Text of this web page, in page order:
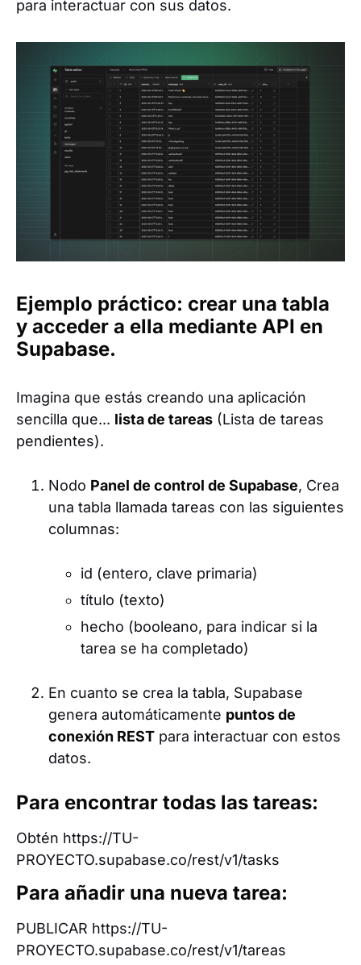
para interactuar con sus datos.
Ejemplo práctico: crear una tabla
y acceder a ella mediante API en
Supabase.
Imagina que estás creando una aplicación
sencilla que... lista de tareas (Lista de tareas
pendientes).
Nodo Panel de control de Supabase, Crea
una tabla llamada tareas con las siguientes
columnas:
id (entero, clave primaria)
título (texto)
hecho (booleano, para indicar si la
tarea se ha completado)
En cuanto se crea la tabla, Supabase
genera automáticamente puntos de
conexión REST para interactuar con estos
datos.
Para encontrar todas las tareas:
Obtén https://TU-
PROYECTO.supabase.co/rest/v1/tasks
Para añadir una nueva tarea:
PUBLICAR https://TU-
PROYECTO.supabase.co/rest/v1/tareas